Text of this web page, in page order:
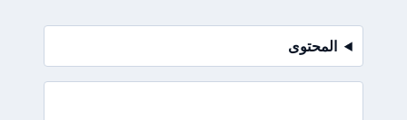
المحتوى